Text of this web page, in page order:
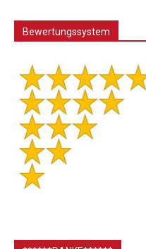
Bewertungssystem